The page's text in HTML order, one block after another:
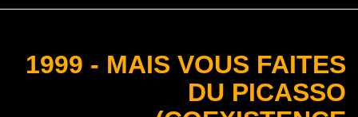
1999 - MAIS VOUS FAITES
DU PICASSO